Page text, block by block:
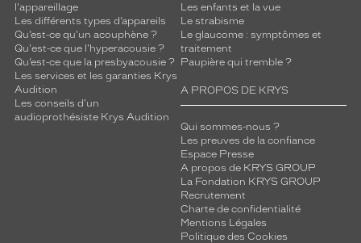
l'appareillage
Les différents types d’appareils
Qu’est-ce qu'un acouphène ?
Qu'est-ce que l'hyperacousie ?
Qu’est-ce que la presbyacousie ?
Les services et les garanties Krys
Audition
Les conseils d'un
audioprothésiste Krys Audition
Les enfants et la vue
Le strabisme
Le glaucome : symptômes et
traitement
Paupière qui tremble ?
A PROPOS DE KRYS
Qui sommes-nous ?
Les preuves de la confiance
Espace Presse
A propos de KRYS GROUP
La Fondation KRYS GROUP
Recrutement
Charte de confidentialité
Mentions Légales
Politique des Cookies